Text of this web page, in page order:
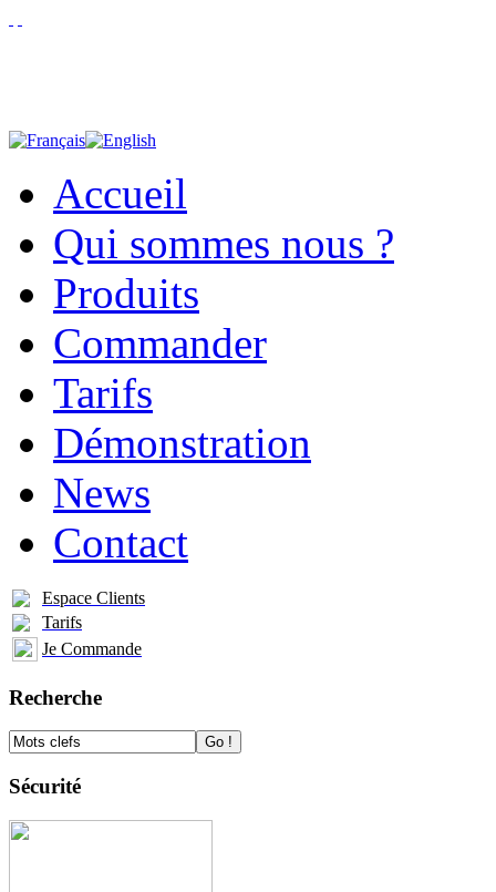
Accueil
Qui sommes nous ?
Produits
Commander
Tarifs
Démonstration
News
Contact
Espace Clients
Tarifs
Je Commande
Recherche
Sécurité